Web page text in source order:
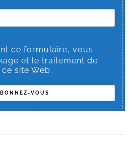
ce formulaire, vous
et le traitement de
site Web.